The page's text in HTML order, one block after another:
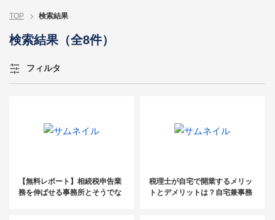
TOP 検索結果
検索結果（全8件）
フィルタ
【無料レポート】相続税申告業
務を伸ばせる事務所とそうでな
税理士が自宅で開業するメリッ
トとデメリットは？自宅兼事務